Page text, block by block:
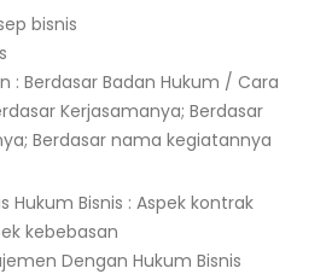
bisnis
: Berdasar Badan Hukum / Cara
Kerjasamanya; Berdasar
Berdasar nama kegiatannya
Hukum Bisnis : Aspek kontrak
kebebasan
Dengan Hukum Bisnis